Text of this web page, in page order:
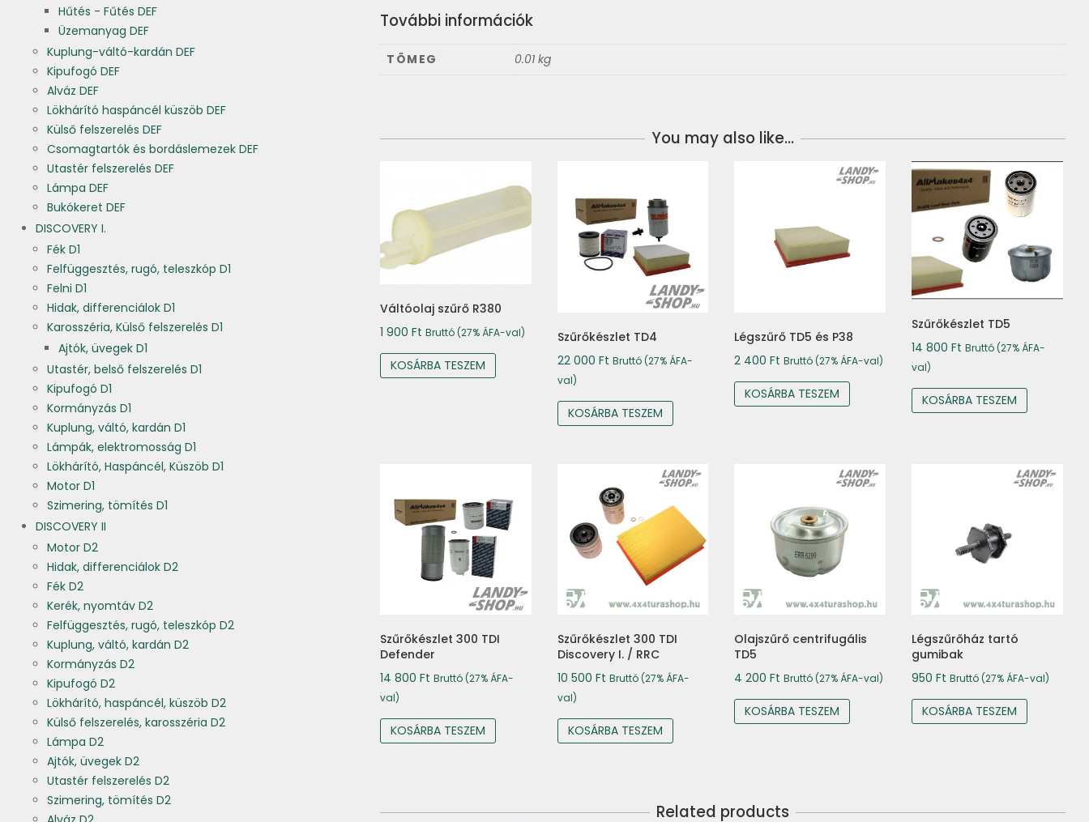
További információk
TÖMEG 0.01 kg
You may also like…
Váltóolaj szűrő R380
1 900 Ft Bruttó (27% ÁFA-val)
KOSÁRBA TESZEM
Szűrőkészlet TD4
22 000 Ft Bruttó (27% ÁFA-
val)
KOSÁRBA TESZEM
Légszűrő TD5 és P38
2 400Ft Bruttó (27% ÁFA-val)
KOSÁRBA TESZEM
Szűrőkészlet TD5
14 800Ft Bruttó (27% ÁFA-
val)
KOSÁRBA TESZEM
Szűrőkészlet 300 TDI
Defender
14 800 Ft Bruttó (27% ÁFA-
val)
KOSÁRBA TESZEM
Szűrőkészlet 300 TDI
Discovery I. / RRC
10 500 Ft Bruttó (27% ÁFA-
val)
KOSÁRBA TESZEM
Olajszűrő centrifugális
TD5
4 200Ft Bruttó (27% ÁFA-val)
KOSÁRBA TESZEM
Légszűrőház tartó
gumibak
950Ft Bruttó (27% ÁFA-val)
KOSÁRBA TESZEM
Related products
Hűtés - Fűtés DEF
Üzemanyag DEF
Kuplung-váltó-kardán DEF
Kipufogó DEF
Alváz DEF
Lökhárító haspáncél küszöb DEF
Külső felszerelés DEF
Csomagtartók és bordáslemezek DEF
Utastér felszerelés DEF
Lámpa DEF
Bukókeret DEF
DISCOVERY I.
Fék D1
Felfüggesztés, rugó, teleszkóp D1
Felni D1
Hidak, differenciálok D1
Karosszéria, Külső felszerelés D1
Ajtók, üvegek D1
Utastér, belső felszerelés D1
Kipufogó D1
Kormányzás D1
Kuplung, váltó, kardán D1
Lámpák, elektromosság D1
Lökhárító, Haspáncél, Küszöb D1
Motor D1
Szimering, tömítés D1
DISCOVERY II
Motor D2
Hidak, differenciálok D2
Fék D2
Kerék, nyomtáv D2
Felfüggesztés, rugó, teleszkóp D2
Kuplung, váltó, kardán D2
Kormányzás D2
Kipufogó D2
Lökhárító, haspáncél, küszöb D2
Külső felszerelés, karosszéria D2
Lámpa D2
Ajtók, üvegek D2
Utastér felszerelés D2
Szimering, tömítés D2